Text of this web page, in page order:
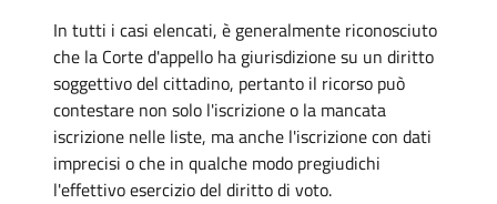
In tutti i casi elencati, è generalmente riconosciuto
che la Corte d'appello ha giurisdizione su un diritto
soggettivo del cittadino, pertanto il ricorso può
contestare non solo l'iscrizione o la mancata
iscrizione nelle liste, ma anche l'iscrizione con dati
imprecisi o che in qualche modo pregiudichi
l'effettivo esercizio del diritto di voto.